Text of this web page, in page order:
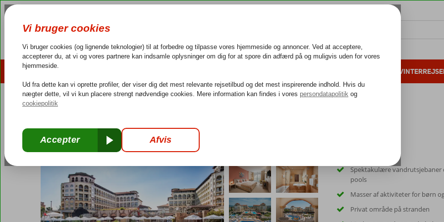
4,3/5 på Trustpilot Dansk guideservice 40.000 danske gæster i 2025 25 års erfaring
Melia Sunny Beach Hotel
All Inclusive -Hotel
Spektakulære vandrutsjebaner
pools
Masser af aktiviteter for børn
Privat område på stranden